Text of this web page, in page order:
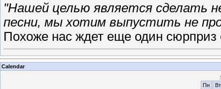
"Нашей целью является сделать
песни, мы хотим выпустить не
Похоже нас ждет еще один сюрприз
Calendar
Пн
Вт